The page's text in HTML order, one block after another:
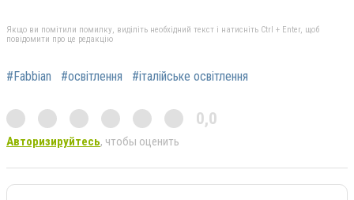
Якщо ви помітили помилку, виділіть необхідний текст і натисніть Ctrl + Enter, щоб
повідомити про це редакцію
#Fabbian #освітлення #італійське освітлення
0,0
Авторизируйтесь, чтобы оценить